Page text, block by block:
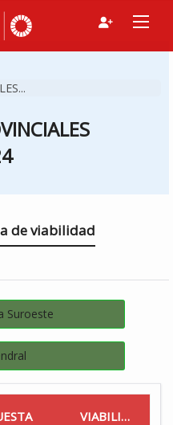
en
de viabilidad
Suroeste
VIABILIDAD